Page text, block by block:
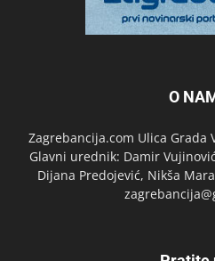
O
Zagrebancija.com Ulica Grada
Glavni urednik: Damir
Dijana Predojević, Nikša